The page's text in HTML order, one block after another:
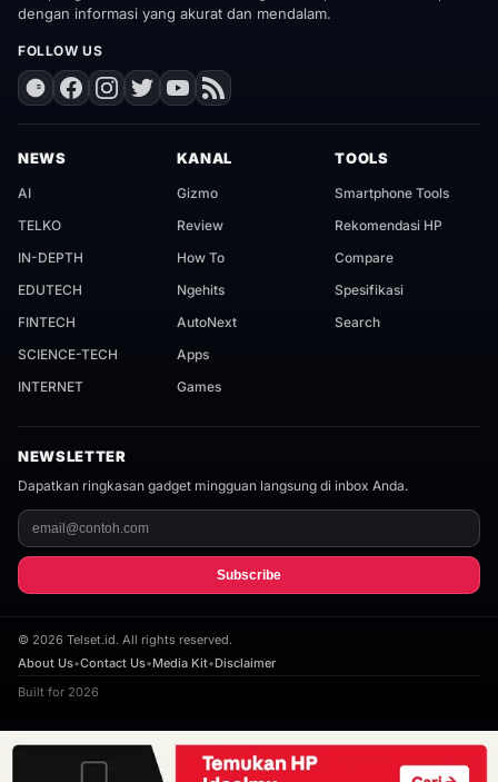
dengan informasi yang akurat dan mendalam.
FOLLOW US
NEWS
AI
TELKO
IN-DEPTH
EDUTECH
FINTECH
SCIENCE-TECH
INTERNET
KANAL
Gizmo
Review
How To
Ngehits
AutoNext
Apps
Games
TOOLS
Smartphone Tools
Rekomendasi HP
Compare
Spesifikasi
Search
NEWSLETTER
Dapatkan ringkasan gadget mingguan langsung di inbox Anda.
Subscribe
© 2026 Telset.id. All rights reserved.
About Us•Contact Us•Media Kit•Disclaimer
Built for 2026